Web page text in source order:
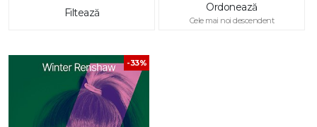
Filtează Ordonează
Cele mai noi descendent
-33%